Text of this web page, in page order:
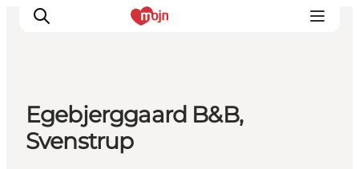
Erlebnisse
Städte und Regionen
Egebjerggaard B&B,
Svenstrup